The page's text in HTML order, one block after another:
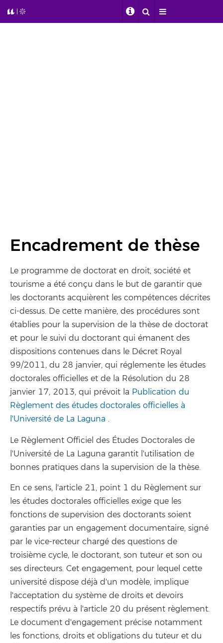
Encadrement de thèse
Le programme de doctorat en droit, société et
tourisme a été conçu dans le but de garantir que
les doctorants acquièrent les compétences décrites
ci-dessus. De cette manière, des procédures sont
établies pour la supervision de la thèse de doctorat
et pour le suivi du doctorant qui émanent des
dispositions contenues dans le Décret Royal
99/2011, du 28 janvier, qui réglemente les études
doctorales officielles et de la Résolution du 28
janvier 17, 2013, qui prévoit la Publication du
Règlement des études doctorales officielles à
l'Université de La Laguna .
Le Règlement Officiel des Études Doctorales de
l'Université de La Laguna garantit l'utilisation de
bonnes pratiques dans la supervision de la thèse.
En ce sens, l'article 21, point 1 du Règlement sur
les études doctorales officielles exige que les
fonctions de supervision des doctorants soient
garanties par un engagement documentaire, signé
par le vice-recteur chargé des questions de
troisième cycle, le doctorant, son tuteur et son ou
ses directeurs. Cet engagement, pour lequel cette
université dispose déjà d'un modèle, implique
l'acceptation du système de droits et devoirs
respectifs prévu à l'article 20 du présent règlement.
Le document d'engagement précise notamment
les fonctions, droits et obligations du tuteur et du